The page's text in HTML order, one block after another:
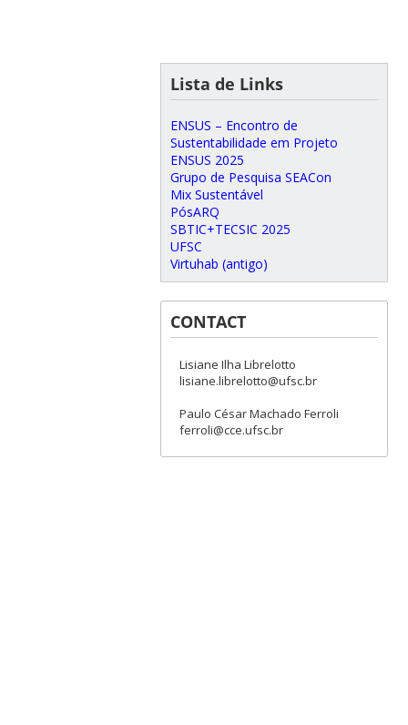
Lista de Links
ENSUS – Encontro de
Sustentabilidade em Projeto
ENSUS 2025
Grupo de Pesquisa SEACon
Mix Sustentável
PósARQ
SBTIC+TECSIC 2025
UFSC
Virtuhab (antigo)
CONTACT
Lisiane Ilha Librelotto
lisiane.librelotto@ufsc.br
Paulo César Machado Ferroli
ferroli@cce.ufsc.br